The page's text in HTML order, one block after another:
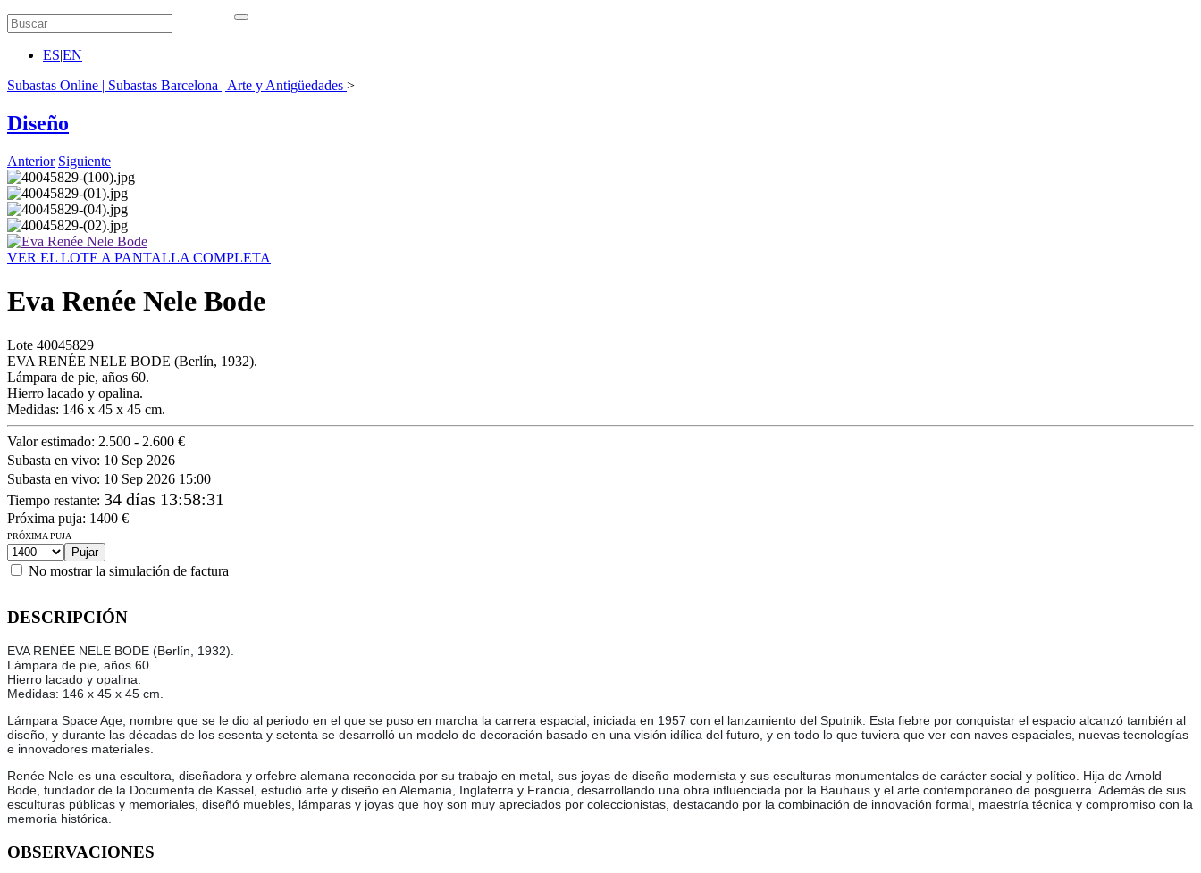
ES|EN
Subastas Online | Subastas Barcelona | Arte y Antigüedades >
Diseño
Anterior Siguiente
VER EL LOTE A PANTALLA COMPLETA
Eva Renée Nele Bode
Lote 40045829
EVA RENÉE NELE BODE (Berlín, 1932).
Lámpara de pie, años 60.
Hierro lacado y opalina.
Medidas: 146 x 45 x 45 cm.
Valor estimado: 2.500 - 2.600 €
Subasta en vivo: 10 Sep 2026
Subasta en vivo: 10 Sep 2026 15:00
Tiempo restante: 34 días 13:58:31
Próxima puja: 1400 €
PRÓXIMA PUJA
No mostrar la simulación de factura
DESCRIPCIÓN
EVA RENÉE NELE BODE (Berlín, 1932).
Lámpara de pie, años 60.
Hierro lacado y opalina.
Medidas: 146 x 45 x 45 cm.
Lámpara Space Age, nombre que se le dio al periodo en el que se puso en marcha la carrera espacial, iniciada en 1957 con el lanzamiento del Sputnik. Esta fiebre por conquistar el espacio alcanzó también al
diseño, y durante las décadas de los sesenta y setenta se desarrolló un modelo de decoración basado en una visión idílica del futuro, y en todo lo que tuviera que ver con naves espaciales, nuevas tecnologías
e innovadores materiales.
Renée Nele es una escultora, diseñadora y orfebre alemana reconocida por su trabajo en metal, sus joyas de diseño modernista y sus esculturas monumentales de carácter social y político. Hija de Arnold
Bode, fundador de la Documenta de Kassel, estudió arte y diseño en Alemania, Inglaterra y Francia, desarrollando una obra influenciada por la Bauhaus y el arte contemporáneo de posguerra. Además de sus
esculturas públicas y memoriales, diseñó muebles, lámparas y joyas que hoy son muy apreciados por coleccionistas, destacando por la combinación de innovación formal, maestría técnica y compromiso con la
memoria histórica.
OBSERVACIONES